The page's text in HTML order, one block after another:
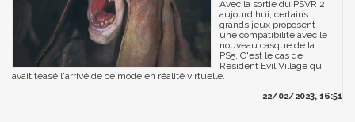
Avec la sortie du PSVR 2
aujourd'hui, certains
grands jeux proposent
une compatibilité avec le
nouveau casque de la
PS5. C'est le cas de
Resident Evil Village qui
avait teasé l'arrivé de ce mode en réalité virtuelle.
22/02/2023, 16:51